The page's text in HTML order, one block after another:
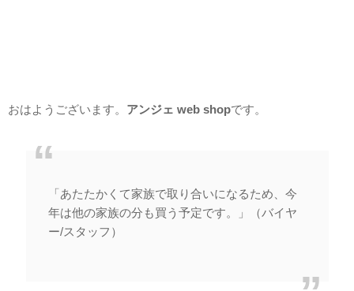
おはようございます。 アンジェ web shopです。
「あたたかくて家族で取り合いになるため、今
年は他の家族の分も買う予定です。」（バイヤ
ー/スタッフ）